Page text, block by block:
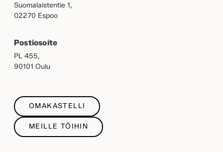
Suomalaistentie 1,
02270 Espoo
Postiosoite
PL 455,
90101 Oulu
OMAKASTELLI
MEILLE TÖIHIN